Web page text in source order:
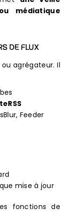
médiatique
DE FLUX
agrégateur. Il
Feeder
mise à jour
fonctions de